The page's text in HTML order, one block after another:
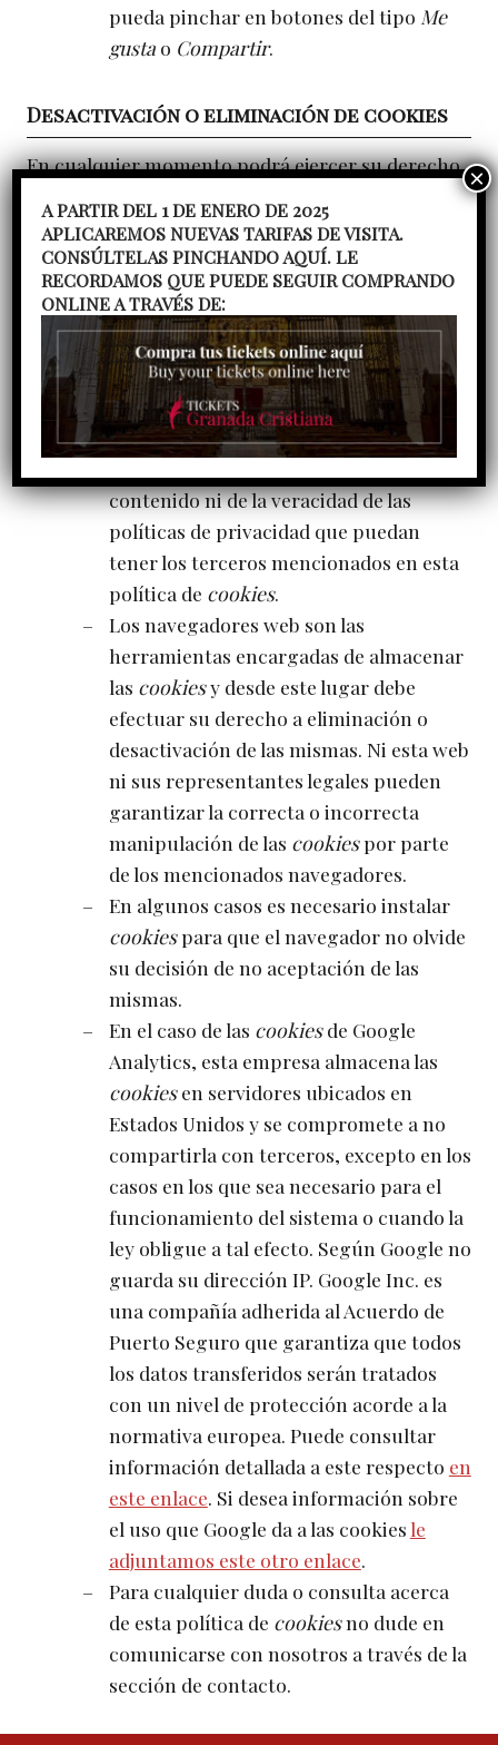
pueda pinchar en botones del tipo Me
gustao Compartir.
Desactivación o eliminación de cookies
En cualquier momento podrá ejercer su derecho
de desactivación o eliminación de cookies de este
sitio web. Estas acciones se realizan de forma
diferente en función del navegador que esté
usando.Aquí le dejamos una guía rápida para los
navegadores más populares.
Notas adicionales
Ni esta web ni sus representantes
contenido ni de la veracidad de las
políticas de privacidad que puedan
tener los terceros mencionados en esta
política de cookies.
Los navegadores web son las
herramientas encargadas de almacenar
las cookiesy desde este lugar debe
efectuar su derecho a eliminación o
desactivación de las mismas. Ni esta web
ni sus representantes legales pueden
garantizar la correcta o incorrecta
manipulación de las cookiespor parte
de los mencionados navegadores.
En algunos casos es necesario instalar
cookiespara que el navegador no olvide
su decisión de no aceptación de las
mismas.
En el caso de las cookiesde Google
Analytics, esta empresa almacena las
cookiesen servidores ubicados en
Estados Unidos y se compromete a no
compartirla con terceros, excepto en los
casos en los que sea necesario para el
funcionamiento del sistema o cuando la
ley obligue a tal efecto. Según Google no
guarda su dirección IP. Google Inc. es
una compañía adherida al Acuerdo de
Puerto Seguro que garantiza que todos
los datos transferidos serán tratados
con un nivel de protección acorde a la
normativa europea. Puede consultar
información detallada a este respecto en
este enlace. Si desea información sobre
el uso que Google da a las cookies le
adjuntamos este otro enlace.
Para cualquier duda o consulta acerca
de esta política de cookiesno dude en
comunicarse con nosotros a través de la
sección de contacto.
A PARTIR DEL 1 DE ENERO DE 2025
APLICAREMOS NUEVAS TARIFAS DE VISITA.
CONSÚLTELAS PINCHANDO AQUÍ. LE
RECORDAMOS QUE PUEDE SEGUIR COMPRANDO
ONLINE A TRAVÉS DE: